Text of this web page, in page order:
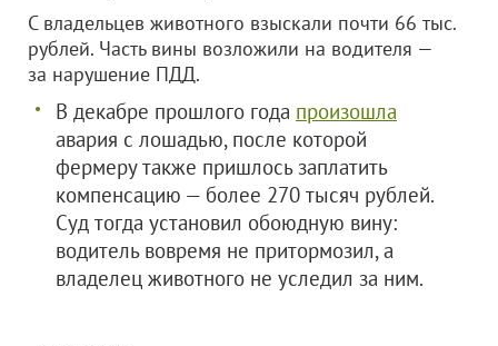
С владельцев животного взыскали почти 66 тыс.
рублей. Часть вины возложили на водителя —
за нарушение ПДД.
В декабре прошлого года произошла
авария с лошадью, после которой
фермеру также пришлось заплатить
компенсацию — более 270 тысяч рублей.
Суд тогда установил обоюдную вину:
водитель вовремя не притормозил, а
владелец животного не уследил за ним.